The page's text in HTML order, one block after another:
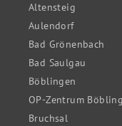
Altensteig
Aulendorf
Bad Grönenbach
Bad Saulgau
Böblingen
OP-Zentrum
Bruchsal